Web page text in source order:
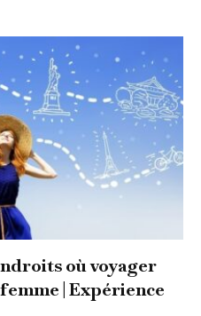
où voyager
| Expérience